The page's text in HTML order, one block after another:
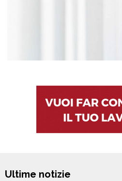
Ultime notizie